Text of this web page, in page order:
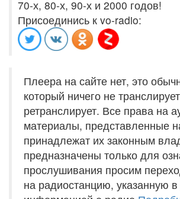
70-х, 80-х, 90-х и 2000 годов!
Присоединись к vo-radio:
Плеера на сайте нет, это
который ничего не
ретранслирует. Все права на
материалы, представленные
принадлежат их законным
предназначены только для
прослушивания просим
на радиостанцию, указанную